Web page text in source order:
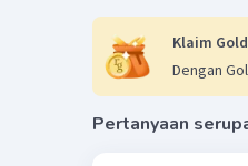
Klaim
Dengan
Pertanyaan